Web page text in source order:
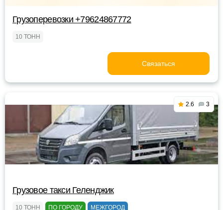
Грузоперевозки +79624867772
10 ТОНН
Связаться
2.6 3
Грузовое такси Геленджик
10 ТОНН ПО ГОРОДУ МЕЖГОРОД